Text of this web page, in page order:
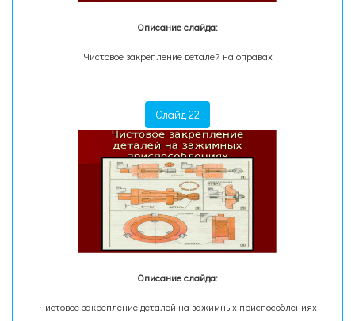
Описание слайда:
Чистовое закрепление деталей на оправах
Слайд 22
Описание слайда:
Чистовое закрепление деталей на зажимных приспособлениях